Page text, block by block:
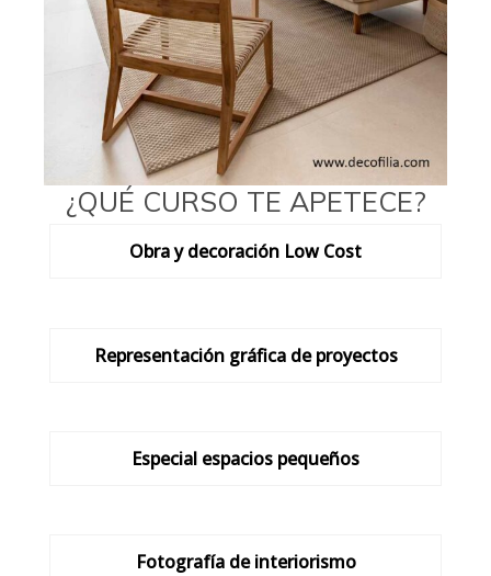
¿QUÉ CURSO TE APETECE?
Obra y decoración Low Cost
Representación gráfica de proyectos
Especial espacios pequeños
Fotografía de interiorismo